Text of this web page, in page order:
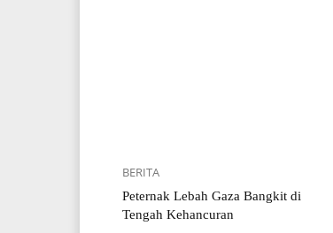
BERITA
Peternak Lebah Gaza Bangkit di
Tengah Kehancuran